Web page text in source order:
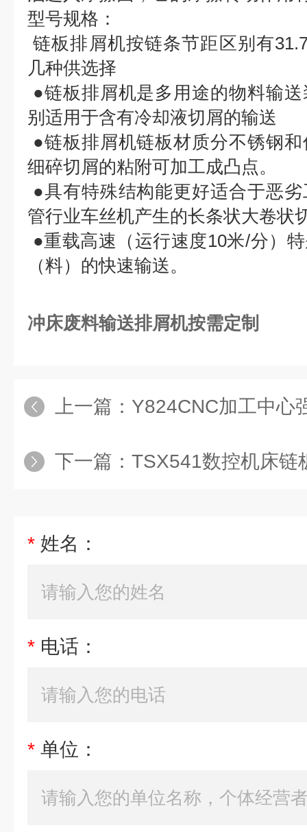
型号规格：
链板排屑机按链条节距区别有
几种供选择
●链板排屑机是多用途的物料输
别适用于含有冷却液切屑的输送
●链板排屑机链板材质分不锈钢
细碎切屑的粘附可加工成凸点。
●具有特殊结构能更好适合于恶
管行业车丝机产生的长条状大卷状
●重载高速（运行速度10米/分）
（料）的快速输送。
冲床废料输送排屑机按需定制
上一篇： Y824CNC加工中心
下一篇： TSX541数控机床链
* 姓名：
* 电话：
* 单位：